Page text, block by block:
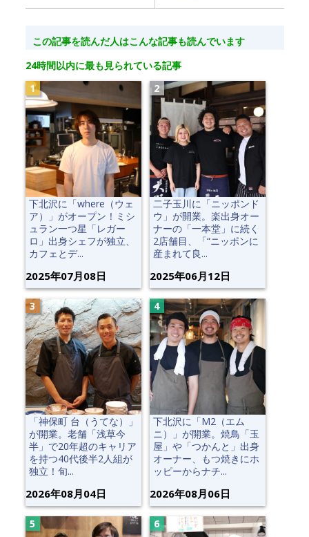
この記事を読んだ人はこんな記事も読んでいます
24時間以内に最も見られている記事
下北沢に「where（ウェ
ア）」がオープン！ミシ
ュラン一つ星「レガー
ロ」出身シェフが独立、
カフェとデ...
2025年07月08日
二子玉川に「ニッポンド
ウ」が開業。楽出身オー
ナーの「一本堂」に続く
2店舗目、「“ニッポンに
産まれて良...
2025年06月12日
「神保町 台（うてな）」
が開業。老舗「浅草今
半」で20年超のキャリア
を持つ40代後半2人組が
独立！旬...
2026年08月04日
下北沢に「M2（エム
ニ）」が開業。焼鳥「玉
屋」や「つかんと」出身
オーナー、もつ焼きにホ
ッピーからナチ...
2026年08月06日